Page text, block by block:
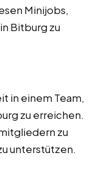
Minijobs,
Bitburg zu
in einem Team,
zu erreichen.
zu
unterstützen.